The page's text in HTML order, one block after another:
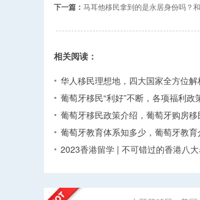
下一篇： 马耳他移民拿到的是永居身份吗？
相关阅读：
华人移民理想地，四大国家全方位解
葡萄牙移民“利好”不断，各项福利政
葡萄牙移民政策介绍，葡萄牙购房移
葡萄牙教育体系知多少，葡萄牙教育
2023香港留学 | 不可错过的香港八